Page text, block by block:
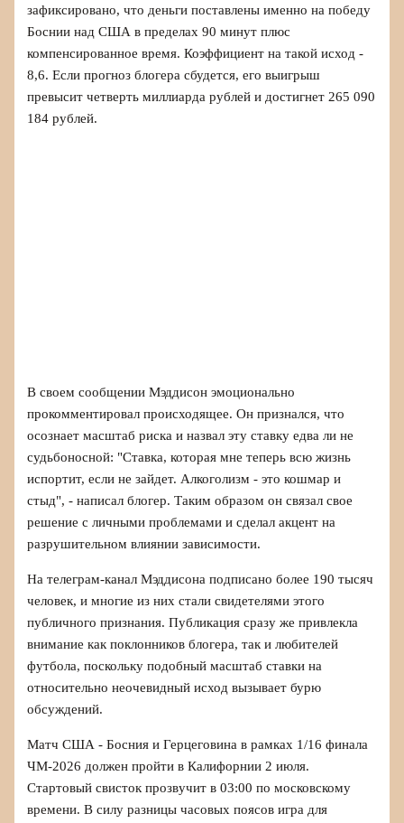
зафиксировано, что деньги поставлены именно на победу
Боснии над США в пределах 90 минут плюс
компенсированное время. Коэффициент на такой исход -
8,6. Если прогноз блогера сбудется, его выигрыш
превысит четверть миллиарда рублей и достигнет 265 090
184 рублей.
В своем сообщении Мэддисон эмоционально
прокомментировал происходящее. Он признался, что
осознает масштаб риска и назвал эту ставку едва ли не
судьбоносной: "Ставка, которая мне теперь всю жизнь
испортит, если не зайдет. Алкоголизм - это кошмар и
стыд", - написал блогер. Таким образом он связал свое
решение с личными проблемами и сделал акцент на
разрушительном влиянии зависимости.
На телеграм-канал Мэддисона подписано более 190 тысяч
человек, и многие из них стали свидетелями этого
публичного признания. Публикация сразу же привлекла
внимание как поклонников блогера, так и любителей
футбола, поскольку подобный масштаб ставки на
относительно неочевидный исход вызывает бурю
обсуждений.
Матч США - Босния и Герцеговина в рамках 1/16 финала
ЧМ-2026 должен пройти в Калифорнии 2 июля.
Стартовый свисток прозвучит в 03:00 по московскому
времени. В силу разницы часовых поясов игра для